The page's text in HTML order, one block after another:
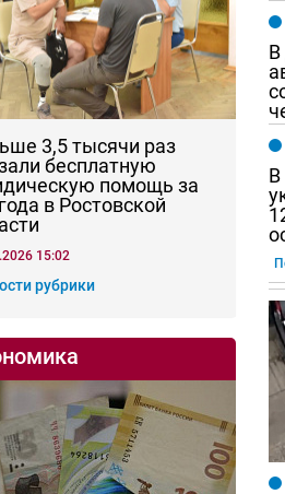
3,5 тысячи раз
бесплатную
помощь за
в Ростовской
15:02
рубрики
В
В